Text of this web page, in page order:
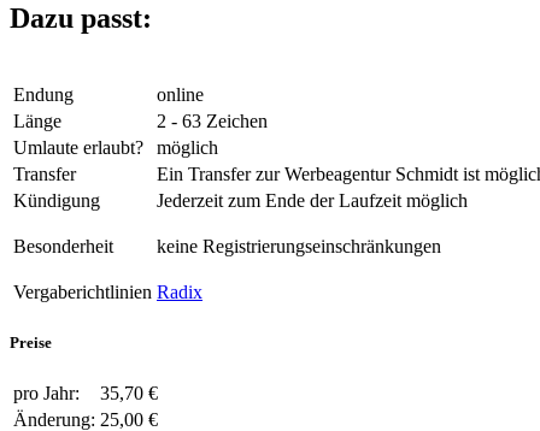
Dazu passt:
Endung
online
Länge
2 - 63 Zeichen
Umlaute erlaubt?
möglich
Transfer
Ein Transfer zur Werbeagentur Schmidt ist
Kündigung
Jederzeit zum Ende der Laufzeit möglich
Besonderheit keine Registrierungseinschränkungen
Vergaberichtlinien Radix
Preise
pro Jahr:
35,70 €
Änderung: 25,00 €